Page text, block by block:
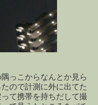
っこからなんとか見ら
ので計測に外に出てた
て携帯を持ちだして撮